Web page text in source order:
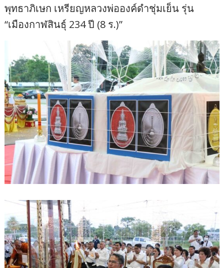
พุทธาภิเษก เหรียญหลวงพ่อองค์ดำชุ่มเย็น รุ่น
“เมืองกาฬสินธุ์ 234 ปี (8 ร.)”